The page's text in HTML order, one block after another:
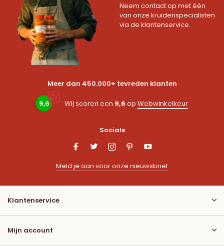
Neem contact op met één
van onze kruidenspecialisten
via de klantenservice.
Meer dan 450.000+ tevreden klanten
9,6 Wij scoren een 9,6 op Webwinkelkeur
Socials
Meld je aan voor onze nieuwsbrief
Klantenservice
Mijn account